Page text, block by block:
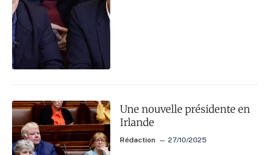
Une nouvelle présidente en
Irlande
Rédaction 27/10/2025